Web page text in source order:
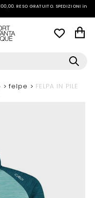
RESO GRATUITO. SPEDIZIONI in
felpe FELPA IN PILE